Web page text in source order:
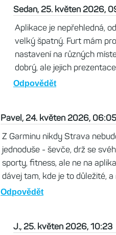
Sedan, 25. květen 2026,
Aplikace je nepřehledná,
velký špatný. Furt mám
nastavení na různých
dobrý, ale jejich
Odpovědět
Pavel, 24. květen 2026, 06:05
Z Garminu nikdy Strava
jednoduše - ševče, drž se
sporty, fitness, ale ne na
dávej tam, kde je to důležité,
Odpovědět
J., 25. květen 2026, 10:23